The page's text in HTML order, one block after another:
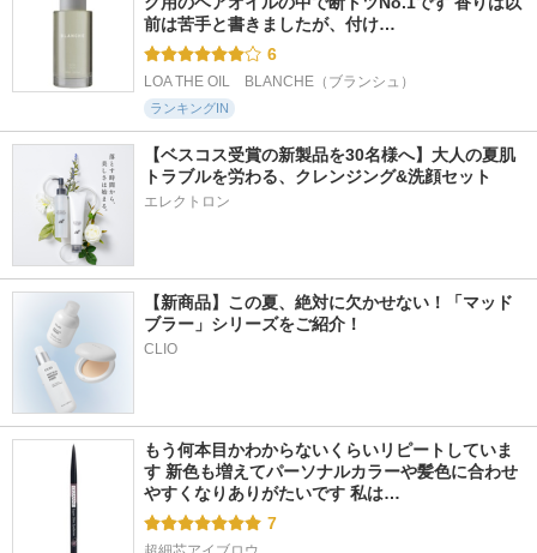
前は苦手と書きましたが、付け…
6
LOA THE OIL　BLANCHE（ブランシュ）
ランキングIN
【ベスコス受賞の新製品を30名様へ】大人の夏肌
トラブルを労わる、クレンジング&洗顔セット
エレクトロン
【新商品】この夏、絶対に欠かせない！「マッド
ブラー」シリーズをご紹介！
CLIO
もう何本目かわからないくらいリピートしていま
す 新色も増えてパーソナルカラーや髪色に合わせ
やすくなりありがたいです 私は…
7